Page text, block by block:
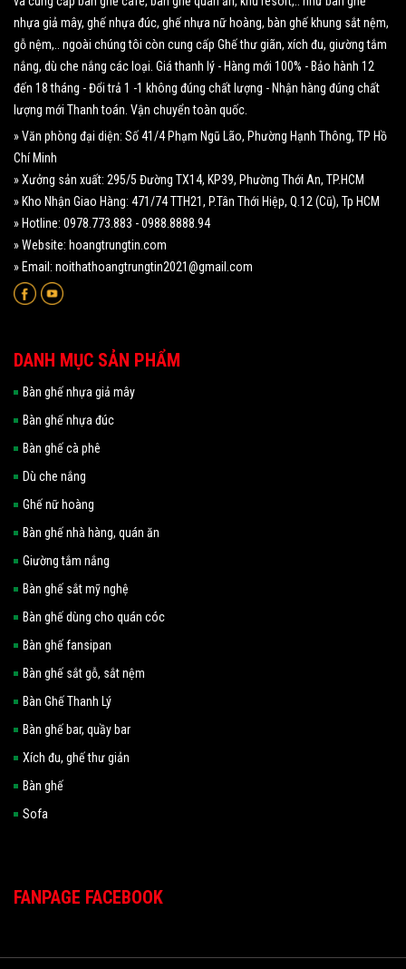
nhựa giả mây, ghế nhựa đúc, ghế nhựa nữ hoàng, bàn ghế khung sắt nệm,
gỗ nệm,.. ngoài chúng tôi còn cung cấp Ghế thư giãn, xích đu, giường tắm
nắng, dù che nắng các loại. Giá thanh lý - Hàng mới 100% - Bảo hành 12
đến 18 tháng - Đổi trả 1 -1 không đúng chất lượng - Nhận hàng đúng chất
lượng mới Thanh toán. Vận chuyển toàn quốc.
» Văn phòng đại diện: Số 41/4 Phạm Ngũ Lão, Phường Hạnh Thông, TP Hồ
Chí Minh
» Xưởng sản xuất: 295/5 Đường TX14, KP39, Phường Thới An, TP.HCM
» Kho Nhận Giao Hàng: 471/74 TTH21, P.Tân Thới Hiệp, Q.12 (Cũ), Tp HCM
» Hotline: 0978.773.883 - 0988.8888.94
» Website: hoangtrungtin.com
» Email: noithathoangtrungtin2021@gmail.com
DANH MỤC SẢN PHẨM
Bàn ghế nhựa giả mây
Bàn ghế nhựa đúc
Bàn ghế cà phê
Dù che nắng
Ghế nữ hoàng
Bàn ghế nhà hàng, quán ăn
Giường tắm nắng
Bàn ghế sắt mỹ nghệ
Bàn ghế dùng cho quán cóc
Bàn ghế fansipan
Bàn ghế sắt gỗ, sắt nệm
Bàn Ghế Thanh Lý
Bàn ghế bar, quầy bar
Xích đu, ghế thư giản
Bàn ghế
Sofa
FANPAGE FACEBOOK